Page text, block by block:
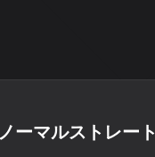
ノーマルストレート